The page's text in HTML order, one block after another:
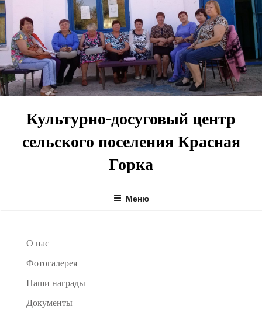
Перейти
к
содержимому
Культурно-досуговый центр
сельского поселения Красная
Горка
Меню
О нас
Фотогалерея
Наши награды
Документы